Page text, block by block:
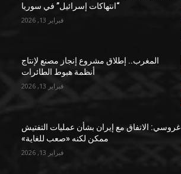
“انتهاكات إسرائيل” في سوريا
فبراير 13, 2026
المغرب.. إطلاق مشروع إنجاز مصنع لإنتاج
أنظمة هبوط الطائرات
فبراير 13, 2026
غروسي: الاتفاق مع إيران بشأن عمليات التفتيش
ممكن لكنه «صعب للغاية»
فبراير 13, 2026